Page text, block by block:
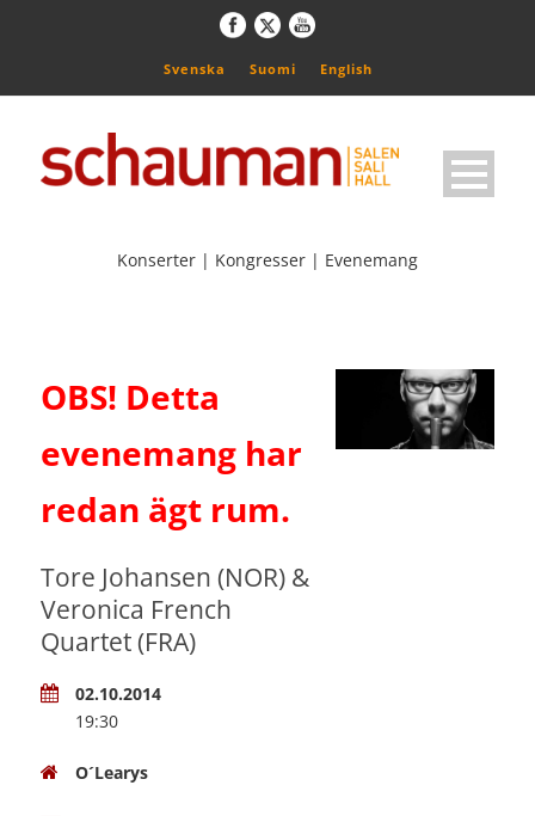
Svenska Suomi English
Konserter | Kongresser | Evenemang
OBS! Detta
evenemang har
redan ägt rum.
Tore Johansen (NOR) &
Veronica French
Quartet (FRA)
02.10.2014
19:30
O´Learys